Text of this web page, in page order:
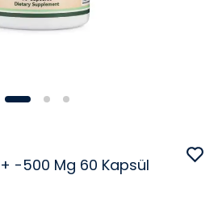
-500 Mg 60 Kapsül